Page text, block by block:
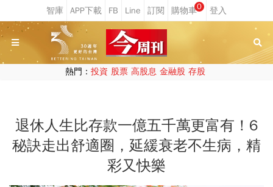
0
熱門： 投資 股票 高股息 金融股 存股
退休人生比存款一億五千萬更富有！6
秘訣走出舒適圈，延緩衰老不生病，精
彩又快樂